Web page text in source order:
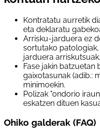
Kontratatu aurretik
eta deklaratu
Arrisku-jarduera ez
sortutako
jarduera arriskutsuak.
Fase jakin batzuetan
gaixotasunak (adib.:
minimoekin.
Polizak "ondorio
eskatzen dituen
Ohiko galderak (FAQ)